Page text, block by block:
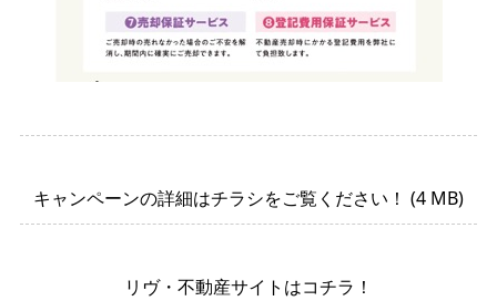
キャンペーンの詳細はチラシをご覧ください！ (4 MB)
リヴ・不動産サイトはコチラ！